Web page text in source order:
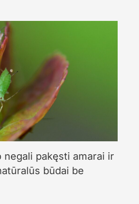
negali pakęsti amarai ir
būdai be